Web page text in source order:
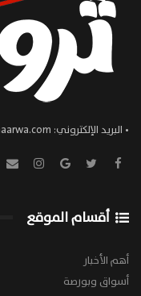
• البريد الإلكتروني:
أقسام الموقع
أهم الأخبار
أسواق وبورصة